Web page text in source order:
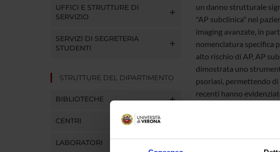
UFFICI E STRUTTURE DI
SERVIZIO
SERVIZI DI SEGRETERIA
STUDENTI
STRUTTURE DEL DIPARTIMENTO
BIBLIOTECHE
CENTRI
LABORATORI
un danno strutturale
"AP subclinica" nei
imaging avanzate, in
nomenclatura specifica
alto rischio di AP, AP
dimostrata uno
psoriasi, permettendo
recenti hanno
rispetto ai pazienti con
l'ecografia è in grado
longitudinale che ha
significativamente